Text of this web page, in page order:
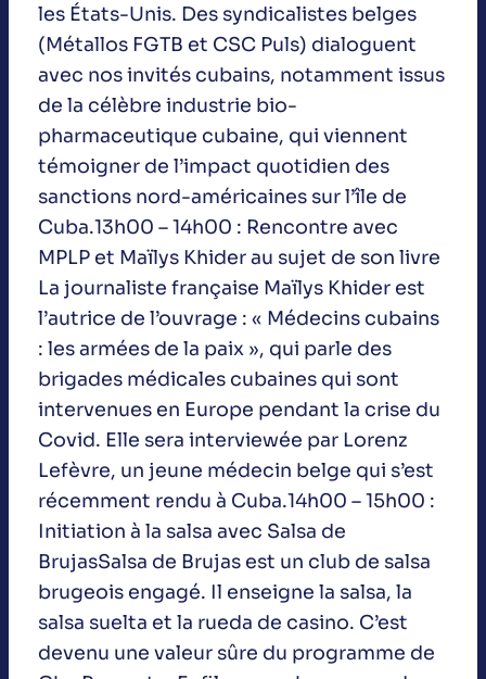
les États-Unis. Des syndicalistes belges
(Métallos FGTB et CSC Puls) dialoguent
avec nos invités cubains, notamment issus
de la célèbre industrie bio-
pharmaceutique cubaine, qui viennent
témoigner de l’impact quotidien des
sanctions nord-américaines sur l’île de
Cuba.13h00 – 14h00 : Rencontre avec
MPLP et Maïlys Khider au sujet de son livre
La journaliste française Maïlys Khider est
l’autrice de l’ouvrage : « Médecins cubains
: les armées de la paix », qui parle des
brigades médicales cubaines qui sont
intervenues en Europe pendant la crise du
Covid. Elle sera interviewée par Lorenz
Lefèvre, un jeune médecin belge qui s’est
récemment rendu à Cuba.14h00 – 15h00 :
Initiation à la salsa avec Salsa de
BrujasSalsa de Brujas est un club de salsa
brugeois engagé. Il enseigne la salsa, la
salsa suelta et la rueda de casino. C’est
devenu une valeur sûre du programme de